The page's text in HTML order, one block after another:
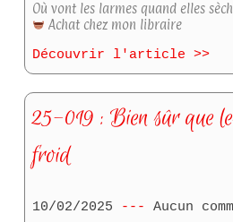
Où vont les larmes quand elles
Achat chez mon libraire
Découvrir l'article >>
25-019 : Bien sûr que
froid
10/02/2025
Aucun